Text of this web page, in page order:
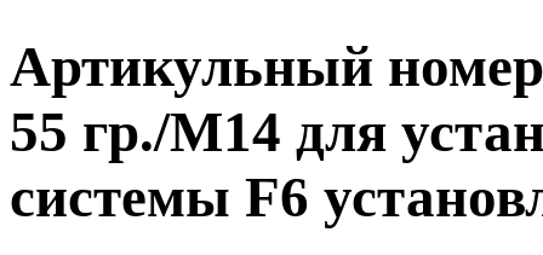
Артикульный
55 гр./М14 для
системы F6